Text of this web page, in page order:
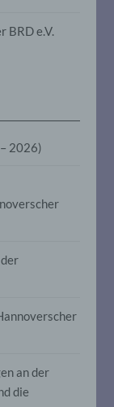
BRD e.V.
2026)
an der
die
Lage,
oder
Daten
diese
und